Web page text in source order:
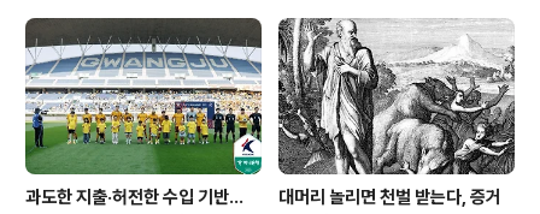
과도한 지출·허전한 수입 기반…
대머리 놀리면 천벌 받는다, 증거